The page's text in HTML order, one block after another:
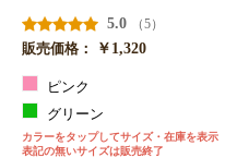
5.0
（5）
販売価格：
￥1,320
ピンク
グリーン
カラーをタップしてサイズ・在庫を表示
表記の無いサイズは販売終了